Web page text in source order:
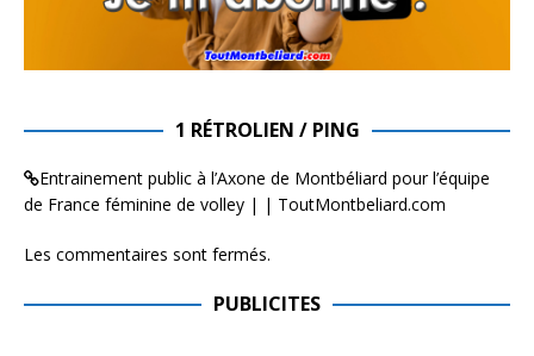
1 RÉTROLIEN / PING
Entrainement public à l’Axone de Montbéliard pour l’équipe
de France féminine de volley | | ToutMontbeliard.com
Les commentaires sont fermés.
PUBLICITES